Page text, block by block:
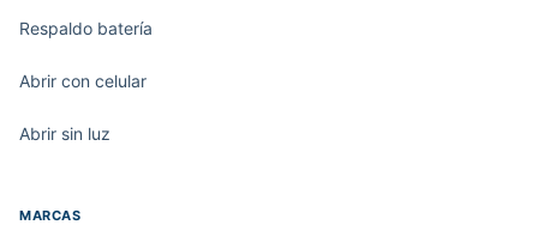
Respaldo batería
Abrir con celular
Abrir sin luz
MARCAS